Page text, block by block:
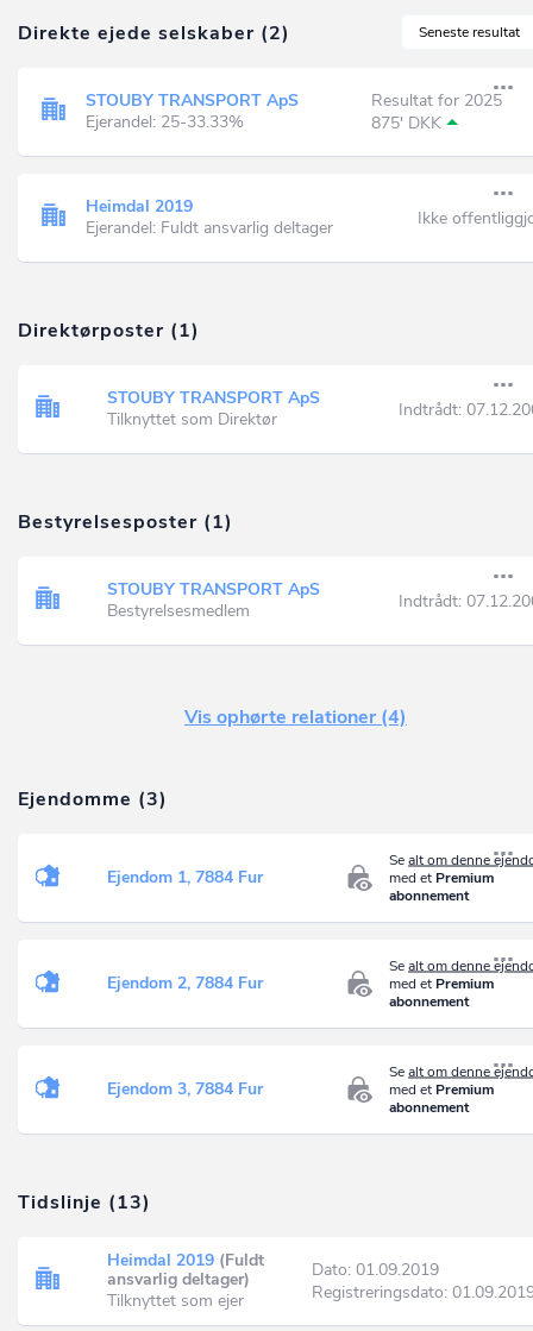
Seneste resultat
Direkte ejede selskaber (2)
STOUBY TRANSPORT ApS
Ejerandel: 25-33.33%
Resultat for 2025
875' DKK
Heimdal 2019
Ejerandel: Fuldt ansvarlig deltager
Ikke
Direktørposter (1)
STOUBY TRANSPORT ApS
Tilknyttet som Direktør
Indtrådt:
Bestyrelsesposter (1)
STOUBY TRANSPORT ApS
Bestyrelsesmedlem
Indtrådt:
Vis ophørte relationer (4)
Ejendomme (3)
Sealt om denne
med et Premium
abonnement
Ejendom 1, 7884 Fur
Sealt om denne
med et Premium
abonnement
Ejendom 2, 7884 Fur
Sealt om denne
med et Premium
abonnement
Ejendom 3, 7884 Fur
Tidslinje (13)
Heimdal 2019 (Fuldt
ansvarlig deltager)
Tilknyttet som ejer
Dato: 01.09.2019
Registreringsdato: